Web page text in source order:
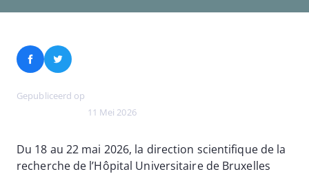
FacebookTwitter
Gepubliceerd op
11 Mei 2026
Du 18 au 22 mai 2026, la direction scientifique de la
recherche de l’Hôpital Universitaire de Bruxelles